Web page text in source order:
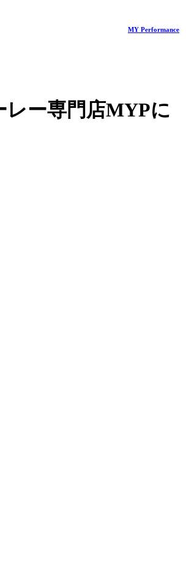
MY Performance
ー専門店MYPに